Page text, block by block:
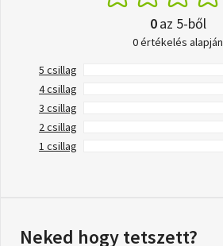
0az 5-ből
0 értékelés alapján
5 csillag
4 csillag
3 csillag
2 csillag
1 csillag
Neked hogy tetszett?